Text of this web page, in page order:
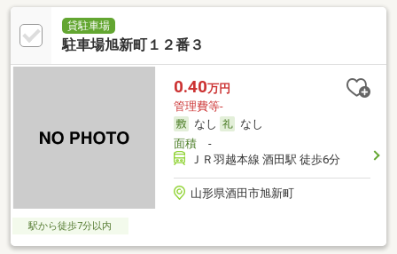
貸駐車場
駐車場旭新町１２番３
0.40万円
管理費等-
なし
なし
面積-
ＪＲ羽越本線 酒田駅 徒歩6分
山形県酒田市旭新町
駅から徒歩7分以内